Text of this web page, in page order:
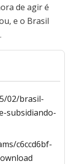
de agir é
e o Brasil
02/brasil-
subsidiando-
c6ccd6bf-